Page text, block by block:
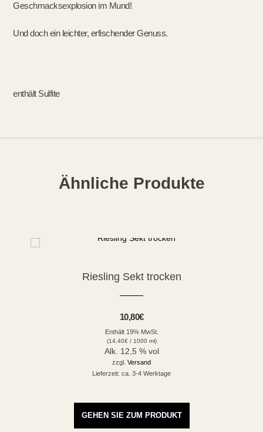
Geschmacksexplosion im Mund!
Und doch ein leichter, erfischender Genuss.
enthält Sulfite
Ähnliche Produkte
Riesling Sekt trocken
10,80€
Enthält 19% MwSt.
(14,40€/ 1000 ml)
Alk. 12,5 % vol
zzgl.Versand
Lieferzeit: ca. 3-4 Werktage
GEHEN SIE ZUM PRODUKT